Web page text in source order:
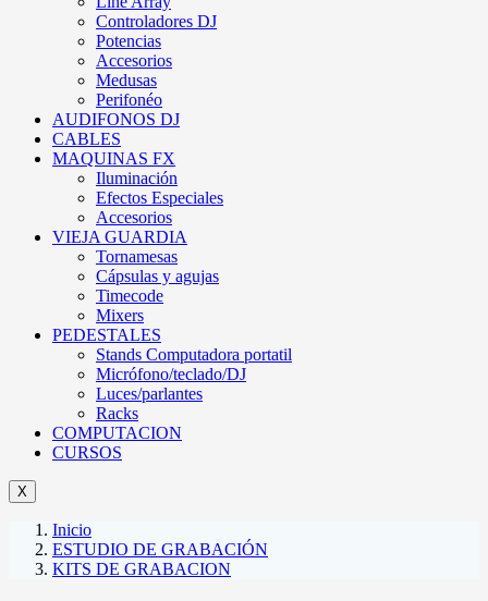
Controladores DJ
Potencias
Accesorios
Medusas
Perifonéo
AUDIFONOS DJ
CABLES
MAQUINAS FX
Iluminación
Efectos Especiales
Accesorios
VIEJA GUARDIA
Tornamesas
Cápsulas y agujas
Timecode
Mixers
PEDESTALES
Stands Computadora portatil
Micrófono/teclado/DJ
Luces/parlantes
Racks
COMPUTACION
CURSOS
X
Inicio
ESTUDIO DE GRABACIÓN
KITS DE GRABACION